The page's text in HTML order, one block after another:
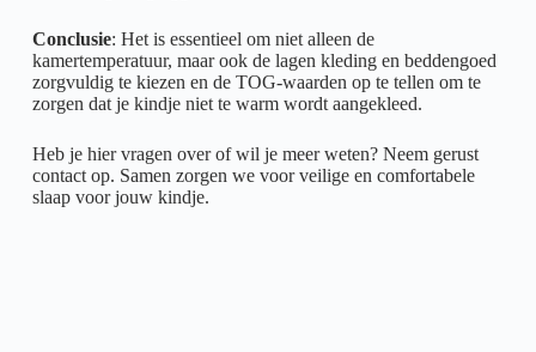
Conclusie: Het is essentieel om niet alleen de
kamertemperatuur, maar ook de lagen kleding en beddengoed
zorgvuldig te kiezen en de TOG-waarden op te tellen om te
zorgen dat je kindje niet te warm wordt aangekleed.
Heb je hier vragen over of wil je meer weten? Neem gerust
contact op. Samen zorgen we voor veilige en comfortabele
slaap voor jouw kindje.